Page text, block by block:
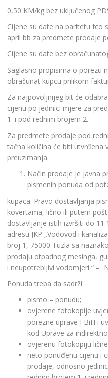
0,50 KM/kg bez uključenog
Cijene su date na paritetu fco
april bb za predmete prodaje
Cijene su date bez
Saglasno propisima o porezu
obračunat kupcu prilikom
Za najpovoljnijeg bit će
cijenu po jedinici mjere za
1. i pod rednim brojem 2.
Za predmete prodaje pod
tačna količina će biti utvrđena
preuzimanja.
Način prodaje je javna
pismenih ponuda od
kupaca. Pravo dostavljanja
kovertama, lično ili putem
dostavljanje istih izvršiti do
adresu JKP „Vodovod i
broj 1, 75000 Tuzla sa
prodaju otpadnog mesinga,
i neupotrebljivi vodomjeri “ –
Ponuda treba da sadrži:
pismo – ponudu;
ovjerene fotokopije
porezne uprave FBiH i
kod Uprave za
ovjerenu fotokopiju
neto ponuđenu cijenu i
prodaje, odnosno